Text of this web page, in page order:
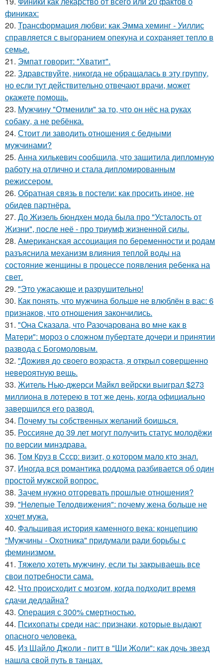
финикaх:
20. Трансформация любви: как Эмма хеминг - Уиллис
справляется с выгоранием опекуна и сохраняет тепло в
семье.
21. Эмпат говорит: "Хватит".
22. Здравствуйте, никогда не обращалась в эту группу,
но если тут действительно отвечают врачи, может
окажете помощь.
23. Мужчину "Отменили" за то, что он нёс на руках
собаку, а не ребёнка.
24. Стоит ли заводить отношения с бедными
мужчинами?
25. Анна хилькевич сообщила, что защитила дипломную
работу на отлично и стала дипломированным
режиссером.
26. Обратная связь в постели: как просить иное, не
обидев партнёра.
27. До Жизель бюндхен мода была про "Усталость от
Жизни", после неё - про триумф жизненной силы.
28. Американская ассоциация по беременности и родам
разъяснила механизм влияния теплой воды на
состояние женщины в процессе появления ребенка на
свет.
29. "Это ужасающе и разрушительно!
30. Как понять, что мужчина больше не влюблён в вас: 6
признаков, что отношения закончились.
31. "Она Сказала, что Разочарована во мне как в
Матери": мороз о сложном пубертате дочери и принятии
развода с Богомоловым.
32. "Доживя до своего возpаста, я открыл совершенно
невероятную вещь.
33. Житель Нью-джерси Майкл вейрски выиграл $273
миллиона в лотерею в тот же день, когда официально
завершился его развод.
34. Почему ты собственных желаний боишься.
35. Россияне до 39 лет могут получить статус молодёжи
по версии минздрава.
36. Том Круз в Ссср: визит, о котором мало кто знал.
37. Иногда вся романтика роддома разбивается об один
простой мужской вопрос.
38. Зачем нужно отгоревать прошлые отношения?
39. "Нелепые Телодвижения": почему жена больше не
хочет мужа.
40. Фальшивая история каменного века: концепцию
"Мужчины - Охотника" придумали ради борьбы с
феминизмом.
41. Тяжело хотеть мужчину, если ты закрываешь все
свои потребности сама.
42. Что происходит с мозгом, когда подходит время
сдачи дедлайна?
43. Операция с 300% смертностью.
44. Психопаты среди нас: признаки, которые выдают
опасного человека.
45. Из Шайло Джоли - питт в "Ши Жоли": как дочь звезд
нашла свой путь в танцах.